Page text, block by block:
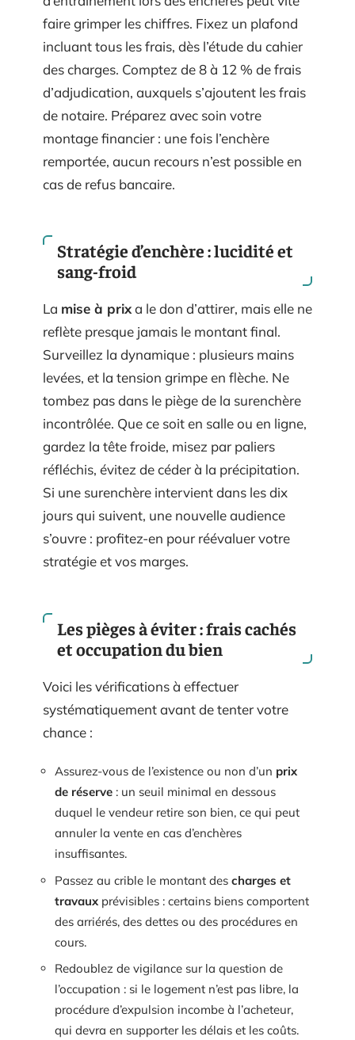
faire grimper les chiffres. Fixez un plafond
incluant tous les frais, dès l’étude du cahier
des charges. Comptez de 8 à 12 % de frais
d’adjudication, auxquels s’ajoutent les frais
de notaire. Préparez avec soin votre
montage financier : une fois l’enchère
remportée, aucun recours n’est possible en
cas de refus bancaire.
Stratégie d’enchère : lucidité et
sang-froid
La mise à prixa le don d’attirer, mais elle ne
reflète presque jamais le montant final.
Surveillez la dynamique : plusieurs mains
levées, et la tension grimpe en flèche. Ne
tombez pas dans le piège de la surenchère
incontrôlée. Que ce soit en salle ou en ligne,
gardez la tête froide, misez par paliers
réfléchis, évitez de céder à la précipitation.
Si une surenchère intervient dans les dix
jours qui suivent, une nouvelle audience
s’ouvre : profitez-en pour réévaluer votre
stratégie et vos marges.
Les pièges à éviter : frais cachés
et occupation du bien
Voici les vérifications à effectuer
systématiquement avant de tenter votre
chance :
Assurez-vous de l’existence ou non d’un prix
de réserve : un seuil minimal en dessous
duquel le vendeur retire son bien, ce qui peut
annuler la vente en cas d’enchères
insuffisantes.
Passez au crible le montant des charges et
travaux prévisibles : certains biens comportent
des arriérés, des dettes ou des procédures en
cours.
Redoublez de vigilance sur la question de
l’occupation : si le logement n’est pas libre, la
procédure d’expulsion incombe à l’acheteur,
qui devra en supporter les délais et les coûts.